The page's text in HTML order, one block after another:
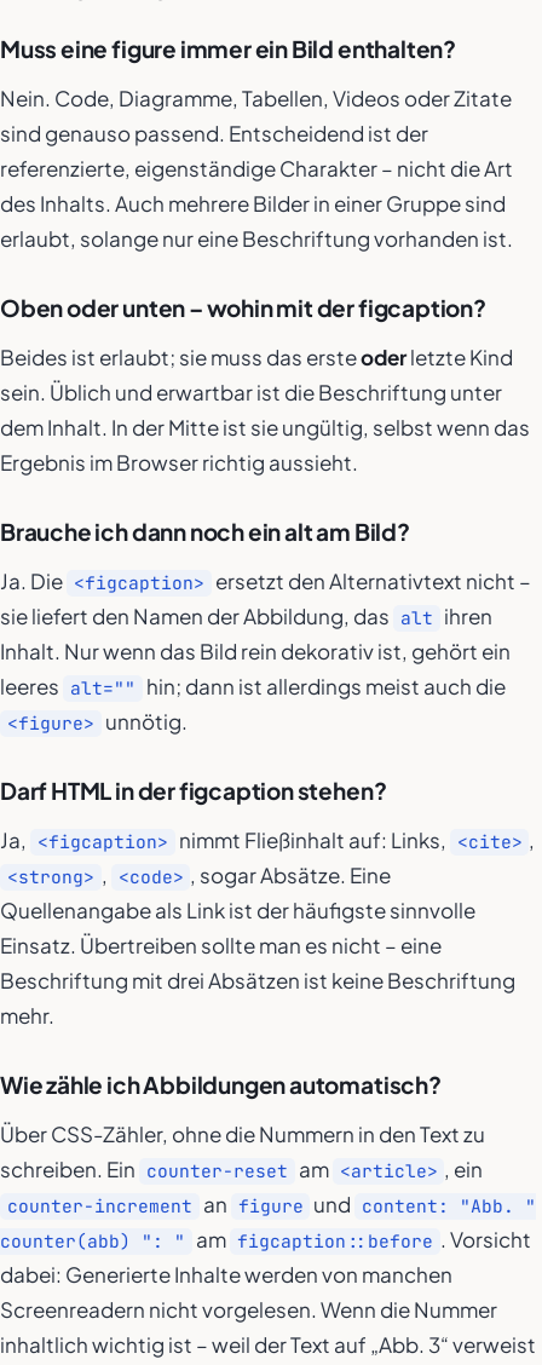
Muss eine figure immer ein Bild enthalten?
Nein. Code, Diagramme, Tabellen, Videos oder Zitate
sind genauso passend. Entscheidend ist der
referenzierte, eigenständige Charakter – nicht die Art
des Inhalts. Auch mehrere Bilder in einer Gruppe sind
erlaubt, solange nur eine Beschriftung vorhanden ist.
Oben oder unten – wohin mit der figcaption?
Beides ist erlaubt; sie muss das ersteoderletzte Kind
sein. Üblich und erwartbar ist die Beschriftung unter
dem Inhalt. In der Mitte ist sie ungültig, selbst wenn das
Ergebnis im Browser richtig aussieht.
Brauche ich dann noch ein alt am Bild?
Ja. Die <figcaption> ersetzt den Alternativtext nicht –
sie liefert den Namen der Abbildung, das alt ihren
Inhalt. Nur wenn das Bild rein dekorativ ist, gehört ein
leeres alt="" hin; dann ist allerdings meist auch die
<figure> unnötig.
Darf HTML in der figcaption stehen?
Ja, <figcaption> nimmt Fließinhalt auf: Links, <cite> ,
<strong> , <code> , sogar Absätze. Eine
Quellenangabe als Link ist der häufigste sinnvolle
Einsatz. Übertreiben sollte man es nicht – eine
Beschriftung mit drei Absätzen ist keine Beschriftung
mehr.
Wie zähle ich Abbildungen automatisch?
Über CSS-Zähler, ohne die Nummern in den Text zu
schreiben. Ein counter-reset am <article> , ein
counter-increment an figure und content: "Abb. "
counter(abb) ": "
am figcaption::before . Vorsicht
dabei: Generierte Inhalte werden von manchen
Screenreadern nicht vorgelesen. Wenn die Nummer
inhaltlich wichtig ist – weil der Text auf „Abb. 3“ verweist